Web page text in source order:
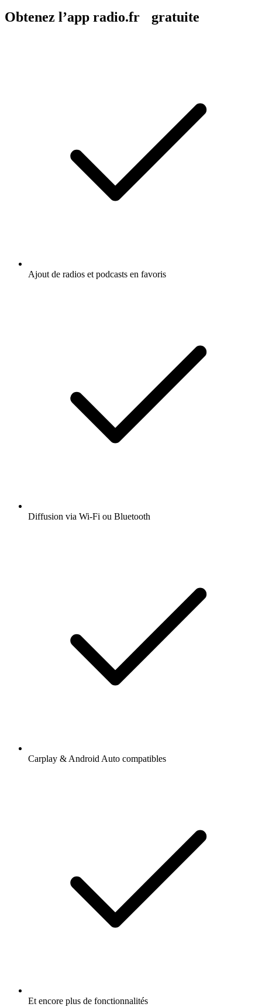
Obtenez l’app radio.fr gratuite
Ajout de radios et podcasts en favoris
Diffusion via Wi-Fi ou Bluetooth
Carplay & Android Auto compatibles
Et encore plus de fonctionnalités